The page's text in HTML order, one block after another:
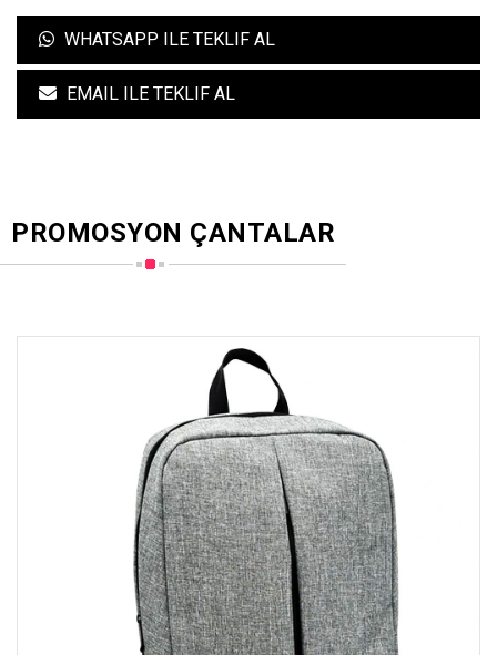
WHATSAPP ILE TEKLIF AL
EMAIL ILE TEKLIF AL
PROMOSYON ÇANTALAR